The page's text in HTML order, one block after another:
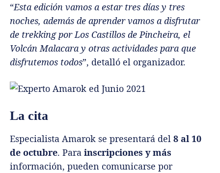
“Esta edición vamos a estar tres días y tres
noches, además de aprender vamos a disfrutar
de trekking por Los Castillos de Pincheira, el
Volcán Malacara y otras actividades para que
disfrutemos todos”, detalló el organizador.
La cita
Especialista Amarok se presentará del 8 al 10
de octubre. Para inscripciones y más
información, pueden comunicarse por